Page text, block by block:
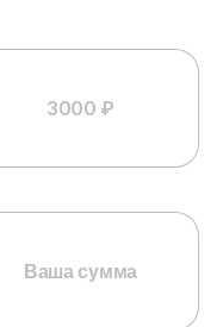
3000 ₽